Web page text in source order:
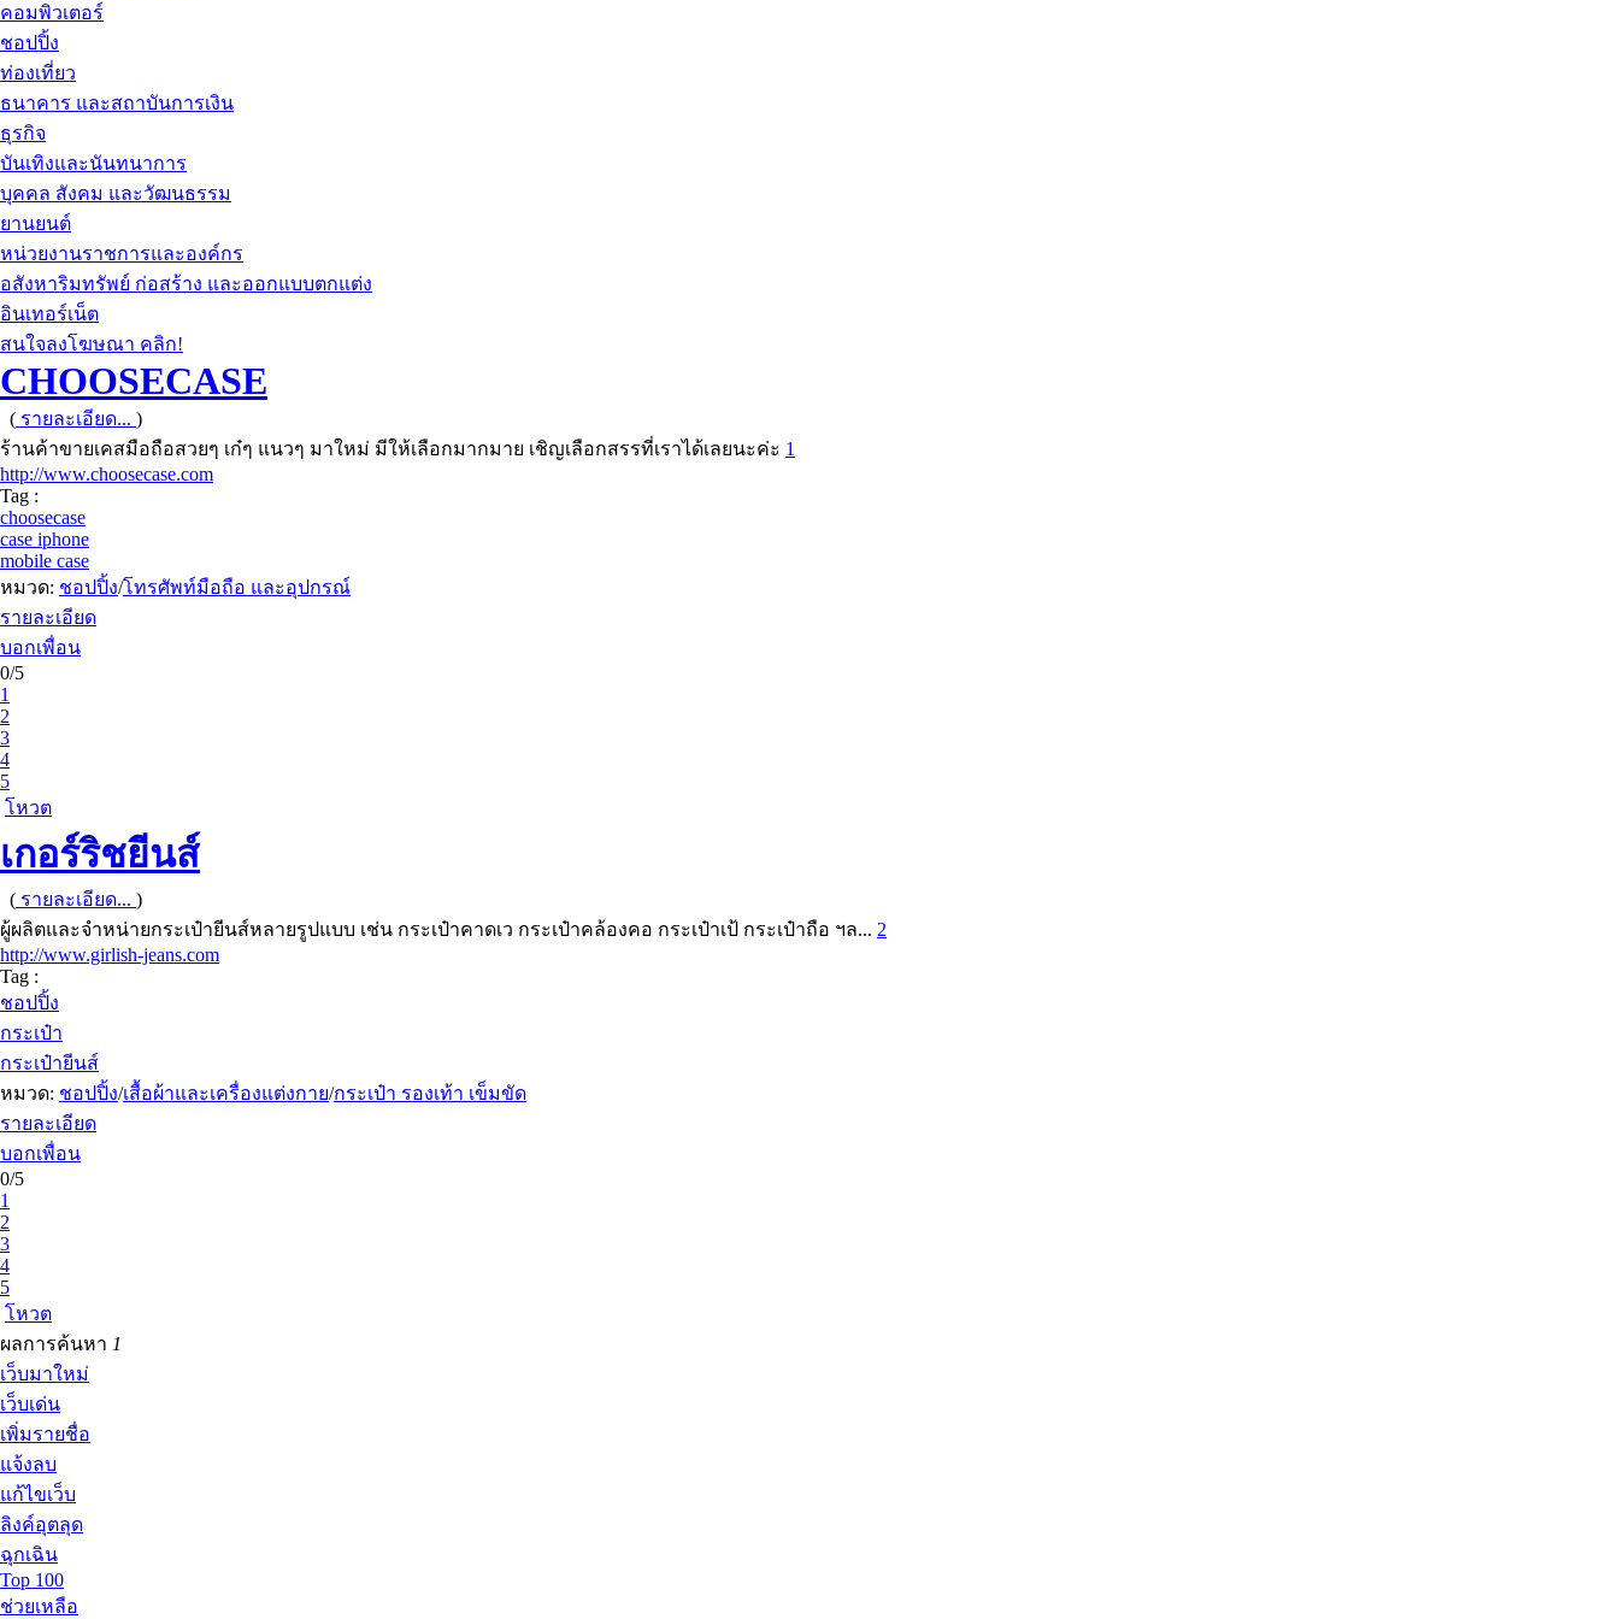
คอมพิวเตอร์
ชอปปิ้ง
ท่องเที่ยว
ธนาคาร และสถาบันการเงิน
ธุรกิจ
บันเทิงและนันทนาการ
บุคคล สังคม และวัฒนธรรม
ยานยนต์
หน่วยงานราชการและองค์กร
อสังหาริมทรัพย์ ก่อสร้าง และออกแบบตกแต่ง
อินเทอร์เน็ต
สนใจลงโฆษณา คลิก!
CHOOSECASE
( รายละเอียด... )
ร้านค้าขายเคสมือถือสวยๆ เก๋ๆ แนวๆ มาใหม่ มีให้เลือกมากมาย เชิญเลือกสรรที่เราได้เลยนะค่ะ 1
http://www.choosecase.com
Tag :
choosecase
case iphone
mobile case
หมวด: ชอปปิ้ง/โทรศัพท์มือถือ และอุปกรณ์
รายละเอียด
บอกเพื่อน
0/5
1
2
3
4
5
โหวต
เกอร์ริชยีนส์
( รายละเอียด... )
ผู้ผลิตและจำหน่ายกระเป๋ายีนส์หลายรูปแบบ เช่น กระเป๋าคาดเว กระเป๋าคล้องคอ กระเป๋าเป้ กระเป๋าถือ ฯล... 2
http://www.girlish-jeans.com
Tag :
ชอปปิ้ง
กระเป๋า
กระเป๋ายีนส์
หมวด: ชอปปิ้ง/เสื้อผ้าและเครื่องแต่งกาย/กระเป๋า รองเท้า เข็มขัด
รายละเอียด
บอกเพื่อน
0/5
1
2
3
4
5
โหวต
ผลการค้นหา 1
เว็บมาใหม่
เว็บเด่น
เพิ่มรายชื่อ
แจ้งลบ
แก้ไขเว็บ
ลิงค์อุตลุด
ฉุกเฉิน
Top 100
ช่วยเหลือ